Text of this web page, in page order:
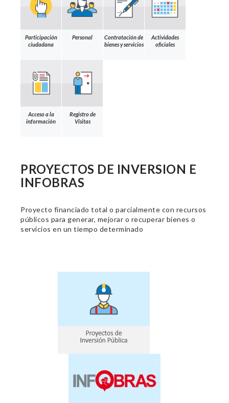
Participación
ciudadana
Personal
Contratación de
bienes y servicios
Actividades
oficiales
Acceso a la
información
Registro de
Visitas
PROYECTOS DE INVERSION E
INFOBRAS
Proyecto financiado total o parcialmente con recursos
públicos para generar, mejorar o recuperar bienes o
servicios en un tiempo determinado